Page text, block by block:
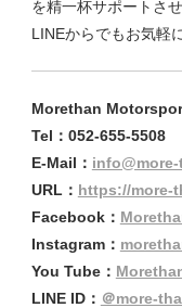
を精一杯サポートさ
LINEからでもお気軽
Morethan
Tel：052-655-5508
E-Mail：
URL： https://more-
Facebook：
Instagram：
You Tube：
LINE ID： ＠more-